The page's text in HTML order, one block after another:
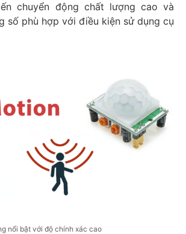
chuyển động chất lượng cao và
số phù hợp với điều kiện sử dụng cụ
nổi bật với độ chính xác cao